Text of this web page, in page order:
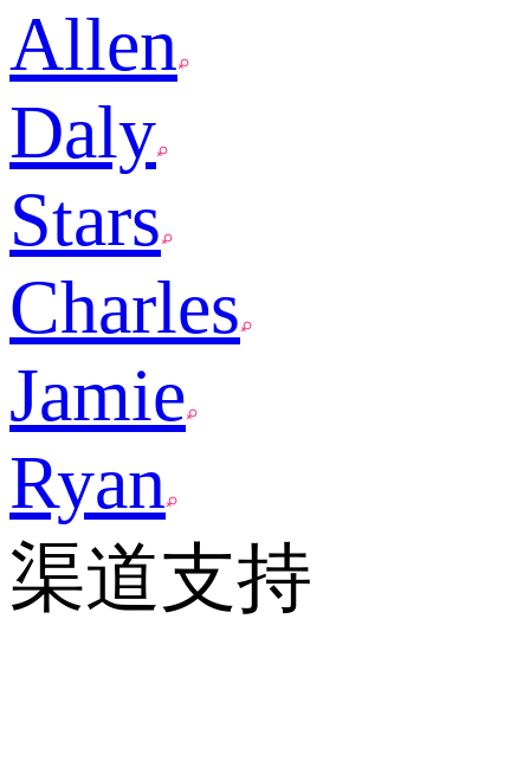
Allen
Daly
Stars
Charles
Jamie
Ryan
渠道支持